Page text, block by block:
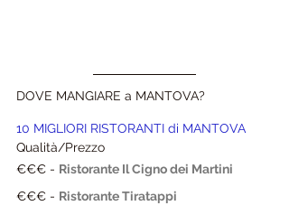
DOVE MANGIARE a MANTOVA?
10 MIGLIORI RISTORANTI di MANTOVA
Qualità/Prezzo
€€€ - Ristorante Il Cigno dei Martini
€€€ - Ristorante Tiratappi